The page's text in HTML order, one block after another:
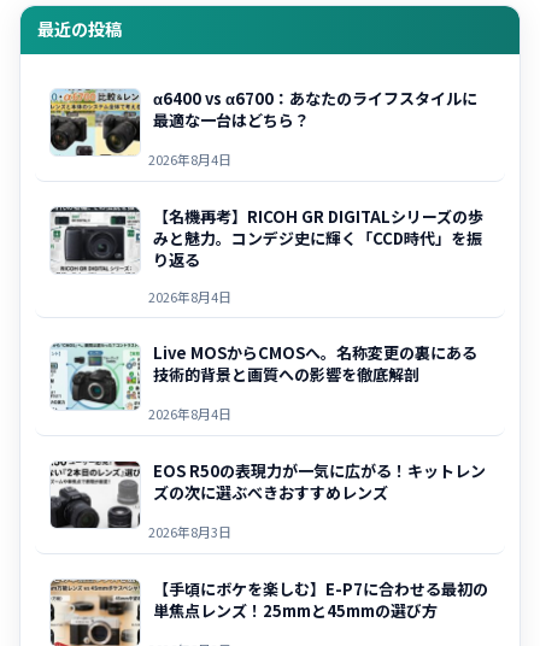
最近の投稿
α6400 vs α6700：あなたのライフスタイルに
最適な一台はどちら？
2026年8月4日
【名機再考】RICOH GR DIGITALシリーズの歩
みと魅力。コンデジ史に輝く「CCD時代」を振
り返る
2026年8月4日
Live MOSからCMOSへ。名称変更の裏にある
技術的背景と画質への影響を徹底解剖
2026年8月4日
EOS R50の表現力が一気に広がる！キットレン
ズの次に選ぶべきおすすめレンズ
2026年8月3日
【手頃にボケを楽しむ】E-P7に合わせる最初の
単焦点レンズ！25mmと45mmの選び方